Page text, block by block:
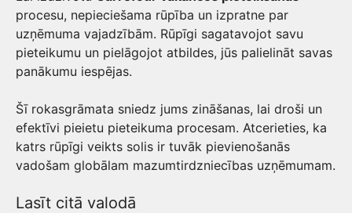
procesu, nepieciešama rūpība un izpratne par
uzņēmuma vajadzībām. Rūpīgi sagatavojot savu
pieteikumu un pielāgojot atbildes, jūs palielināt savas
panākumu iespējas.
Šī rokasgrāmata sniedz jums zināšanas, lai droši un
efektīvi pieietu pieteikuma procesam. Atcerieties, ka
katrs rūpīgi veikts solis ir tuvāk pievienošanās
vadošam globālam mazumtirdzniecības uzņēmumam.
Lasīt citā valodā